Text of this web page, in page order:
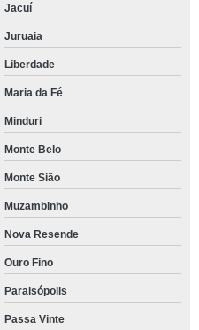
Jacuí
Juruaia
Liberdade
Maria da Fé
Minduri
Monte Belo
Monte Sião
Muzambinho
Nova Resende
Ouro Fino
Paraisópolis
Passa Vinte